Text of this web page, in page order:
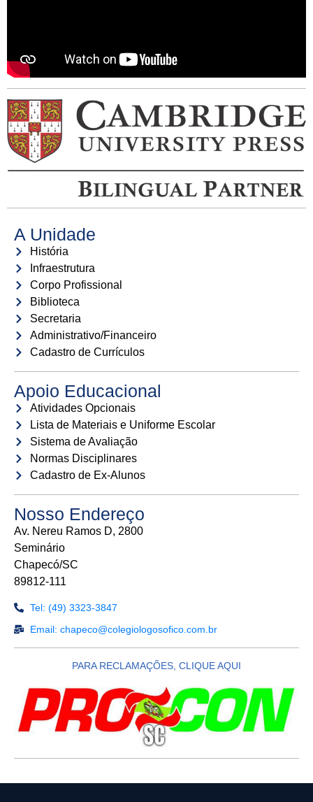
A Unidade
História
Infraestrutura
Corpo Profissional
Biblioteca
Secretaria
Administrativo/Financeiro
Cadastro de Currículos
Apoio Educacional
Atividades Opcionais
Lista de Materiais e Uniforme Escolar
Sistema de Avaliação
Normas Disciplinares
Cadastro de Ex-Alunos
Nosso Endereço
Av. Nereu Ramos D, 2800
Seminário
Chapecó/SC
89812-111
Tel: (49) 3323-3847
Email: chapeco@colegiologosofico.com.br
PARA RECLAMAÇÕES, CLIQUE AQUI